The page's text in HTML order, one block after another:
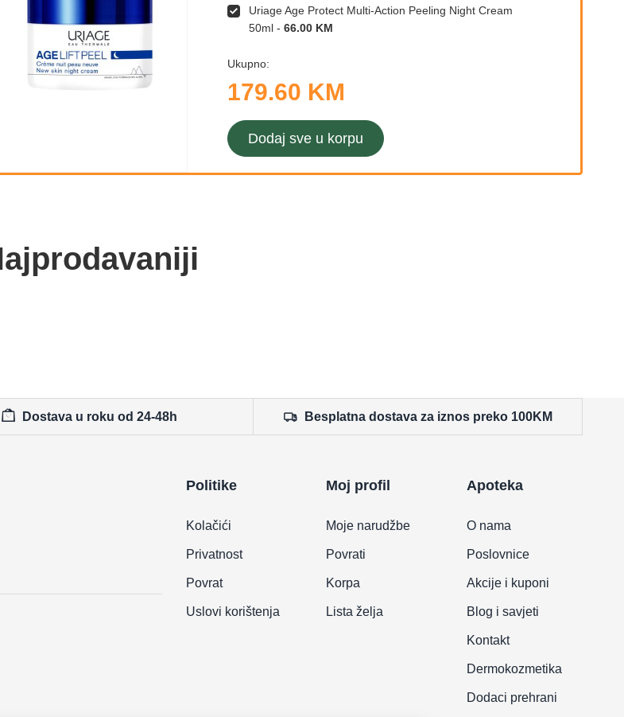
Uriage Age Protect Multi-Action Peeling Night Cream
50ml -66.00 KM
Ukupno:
179.60 KM
Dodaj sve u korpu
Dostava u roku od 24-48h Besplatna dostava za iznos preko 100KM
Politike
Kolačići
Privatnost
Povrat
Uslovi korištenja
Moj profil
Moje narudžbe
Povrati
Korpa
Lista želja
Apoteka
O nama
Poslovnice
Akcije i kuponi
Blog i savjeti
Kontakt
Dermokozmetika
Dodaci prehrani